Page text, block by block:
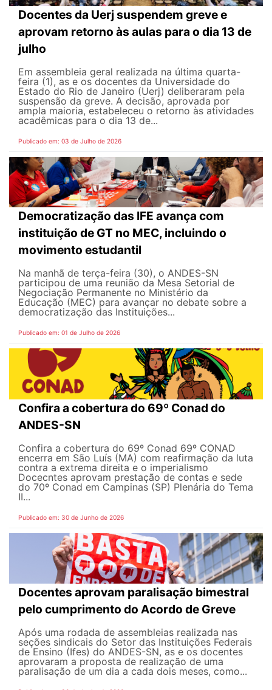
Docentes da Uerj suspendem greve e
aprovam retorno às aulas para o dia 13 de
julho
Em assembleia geral realizada na última quarta-
feira (1), as e os docentes da Universidade do
Estado do Rio de Janeiro (Uerj) deliberaram pela
suspensão da greve. A decisão, aprovada por
ampla maioria, estabeleceu o retorno às atividades
acadêmicas para o dia 13 de...
Publicado em: 03 de Julho de 2026
Democratização das IFE avança com
instituição de GT no MEC, incluindo o
movimento estudantil
Na manhã de terça-feira (30), o ANDES-SN
participou de uma reunião da Mesa Setorial de
Negociação Permanente no Ministério da
Educação (MEC) para avançar no debate sobre a
democratização das Instituições...
Publicado em: 01 de Julho de 2026
Confira a cobertura do 69º Conad do
ANDES-SN
Confira a cobertura do 69º Conad 69º CONAD
encerra em São Luís (MA) com reafirmação da luta
contra a extrema direita e o imperialismo
Docecntes aprovam prestação de contas e sede
do 70º Conad em Campinas (SP) Plenária do Tema
II...
Publicado em: 30 de Junho de 2026
Docentes aprovam paralisação bimestral
pelo cumprimento do Acordo de Greve
Após uma rodada de assembleias realizada nas
seções sindicais do Setor das Instituições Federais
de Ensino (Ifes) do ANDES-SN, as e os docentes
aprovaram a proposta de realização de uma
paralisação de um dia a cada dois meses, como...